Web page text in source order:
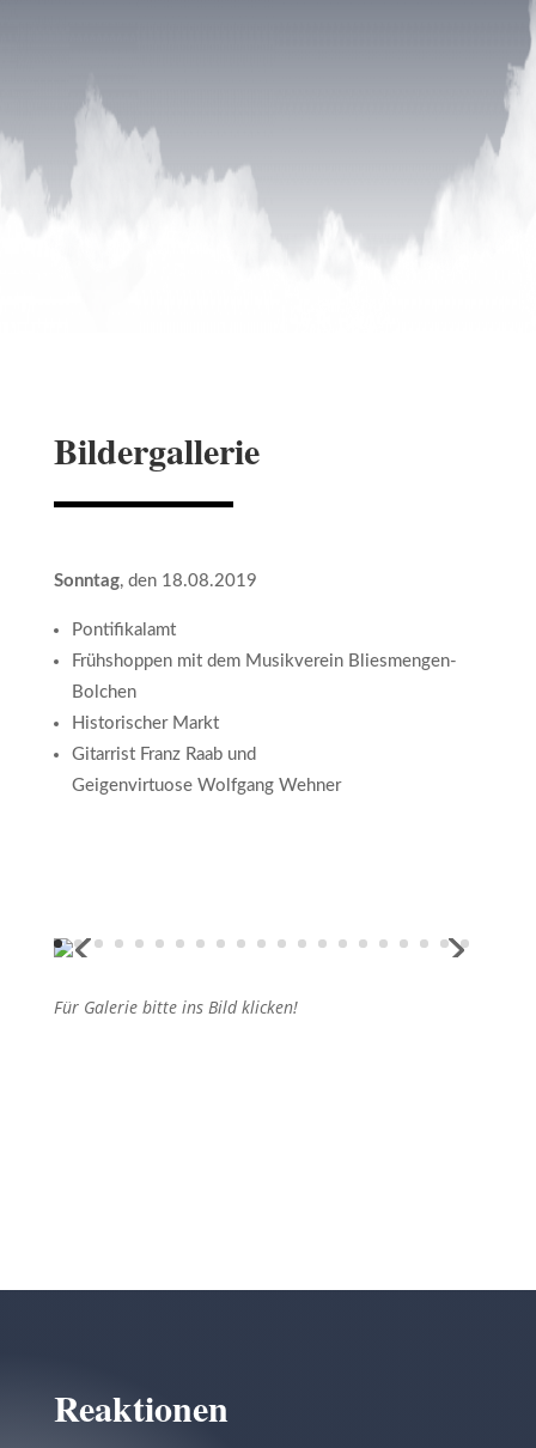
Bildergallerie
Sonntag, den 18.08.2019
Pontifikalamt
Frühshoppen mit dem Musikverein Bliesmengen-
Bolchen
Historischer Markt
Gitarrist Franz Raab und
Geigenvirtuose Wolfgang Wehner
Für Galerie bitte ins Bild klicken!
Reaktionen